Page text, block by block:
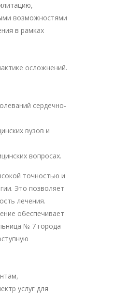
возможностями
в рамках
осложнений.
сердечно-
вузов и
вопросах.
точностью и
Это позволяет
лечения.
обеспечивает
№ 7 города
услуг для